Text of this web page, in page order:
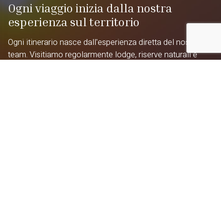
Ogni viaggio inizia dalla nostra
esperienza sul territorio
Ogni itinerario nasce dall'esperienza diretta del nostro
team. Visitiamo regolarmente lodge, riserve naturali e